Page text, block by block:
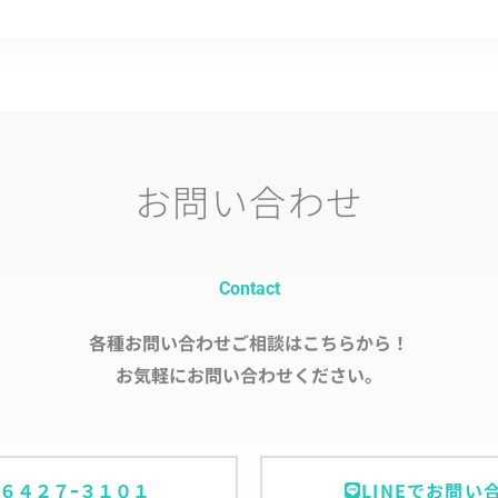
お問い合わせ
Contact
各種お問い合わせご相談はこちらから！
お気軽にお問い合わせください。
４２７ｰ３１０１ LINEでお問い